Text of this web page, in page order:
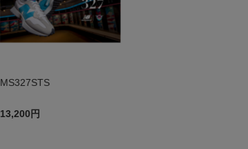
MS327STS
13,200円